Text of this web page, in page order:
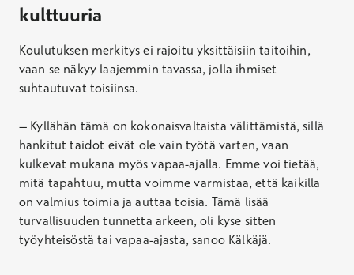
kulttuuria
Koulutuksen merkitys ei rajoitu yksittäisiin taitoihin,
vaan se näkyy laajemmin tavassa, jolla ihmiset
suhtautuvat toisiinsa.
– Kyllähän tämä on kokonaisvaltaista välittämistä, sillä
hankitut taidot eivät ole vain työtä varten, vaan
kulkevat mukana myös vapaa-ajalla. Emme voi tietää,
mitä tapahtuu, mutta voimme varmistaa, että kaikilla
on valmius toimia ja auttaa toisia. Tämä lisää
turvallisuuden tunnetta arkeen, oli kyse sitten
työyhteisöstä tai vapaa-ajasta, sanoo Kälkäjä.